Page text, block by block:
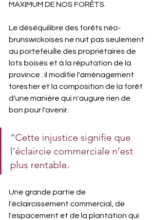
MAXIMUM DE NOS FORÊTS.
Le déséquilibre des forêts néo-
brunswickoises ne nuit pas seulement
au portefeuille des propriétaires de
lots boisés et à la réputation de la
province : il modifie l'aménagement
forestier et la composition de la forêt
d'une manière qui n'augure rien de
bon pour l'avenir.
“Cette injustice signifie que
l’éclaircie commerciale n’est
plus rentable.
Une grande partie de
l'éclaircissement commercial, de
l'espacement et de la plantation qui